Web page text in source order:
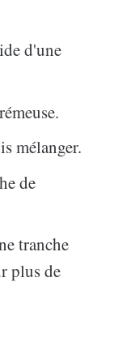
d'une
mélanger.
de
tranche
plus de